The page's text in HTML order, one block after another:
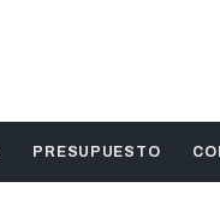
PRESUPUESTO